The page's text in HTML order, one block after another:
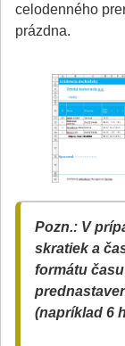
celodenného
prázdna.
Pozn.: V
skratiek a
formátu
(napríklad 6